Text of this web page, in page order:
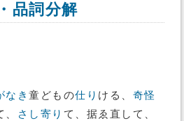
品詞分解
なき 童どもの仕り ける、 奇怪
さし寄り て、据ゑ直して、